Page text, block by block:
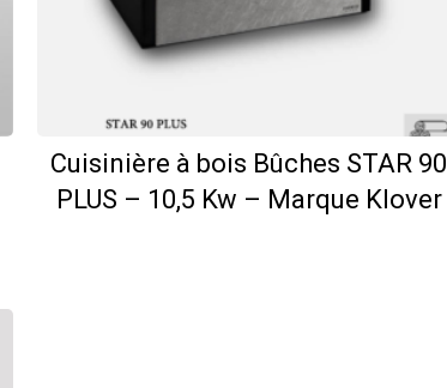
Cuisinière à bois Bûches STAR 90
PLUS – 10,5 Kw – Marque Klover